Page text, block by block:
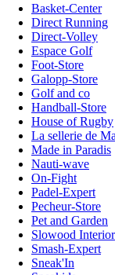
Basket-Center
Direct Running
Direct-Volley
Espace Golf
Foot-Store
Galopp-Store
Golf and co
Handball-Store
House of Rugby
La sellerie de
Made in Paradis
Nauti-wave
On-Fight
Padel-Expert
Pecheur-Store
Pet and Garden
Slowood Interior
Smash-Expert
Sneak'In